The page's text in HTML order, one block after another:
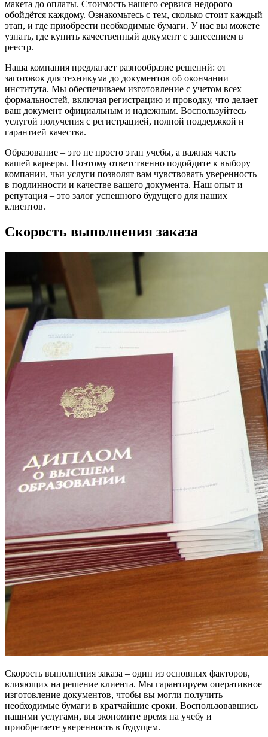
макета до оплаты. Стоимость нашего сервиса недорого
обойдётся каждому. Ознакомьтесь с тем, сколько стоит каждый
этап, и где приобрести необходимые бумаги. У нас вы можете
узнать, где купить качественный документ с занесением в
реестр.
Наша компания предлагает разнообразие решений: от
заготовок для техникума до документов об окончании
института. Мы обеспечиваем изготовление с учетом всех
формальностей, включая регистрацию и проводку, что делает
ваш документ официальным и надежным. Воспользуйтесь
услугой получения с регистрацией, полной поддержкой и
гарантией качества.
Образование – это не просто этап учебы, а важная часть
вашей карьеры. Поэтому ответственно подойдите к выбору
компании, чьи услуги позволят вам чувствовать уверенность
в подлинности и качестве вашего документа. Наш опыт и
репутация – это залог успешного будущего для наших
клиентов.
Скорость выполнения заказа
Скорость выполнения заказа – один из основных факторов,
влияющих на решение клиента. Мы гарантируем оперативное
изготовление документов, чтобы вы могли получить
необходимые бумаги в кратчайшие сроки. Воспользовавшись
нашими услугами, вы экономите время на учебу и
приобретаете уверенность в будущем.